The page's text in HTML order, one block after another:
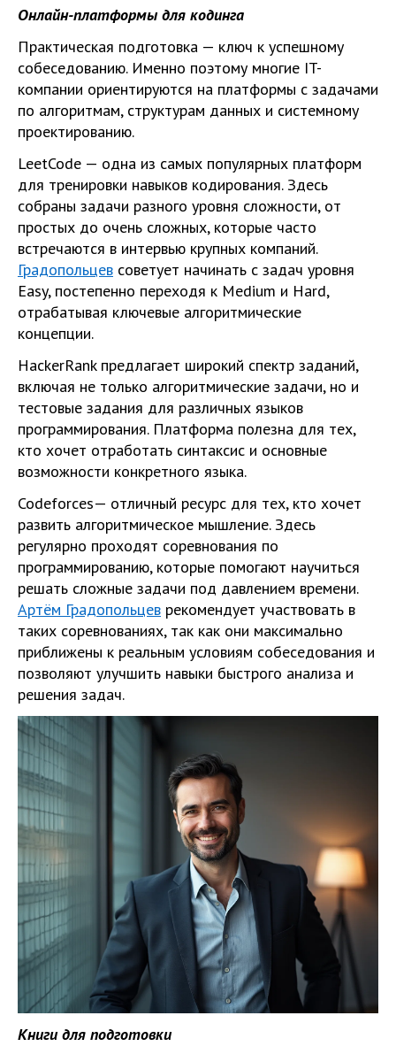
Онлайн-платформы для кодинга
Практическая подготовка — ключ к успешному
собеседованию. Именно поэтому многие IT-
компании ориентируются на платформы с задачами
по алгоритмам, структурам данных и системному
проектированию.
LeetCode — одна из самых популярных платформ
для тренировки навыков кодирования. Здесь
собраны задачи разного уровня сложности, от
простых до очень сложных, которые часто
встречаются в интервью крупных компаний.
Градопольцев советует начинать с задач уровня
Easy, постепенно переходя к Medium и Hard,
отрабатывая ключевые алгоритмические
концепции.
HackerRank предлагает широкий спектр заданий,
включая не только алгоритмические задачи, но и
тестовые задания для различных языков
программирования. Платформа полезна для тех,
кто хочет отработать синтаксис и основные
возможности конкретного языка.
Codeforces— отличный ресурс для тех, кто хочет
развить алгоритмическое мышление. Здесь
регулярно проходят соревнования по
программированию, которые помогают научиться
решать сложные задачи под давлением времени.
Артём Градопольцев рекомендует участвовать в
таких соревнованиях, так как они максимально
приближены к реальным условиям собеседования и
позволяют улучшить навыки быстрого анализа и
решения задач.
Книги для подготовки